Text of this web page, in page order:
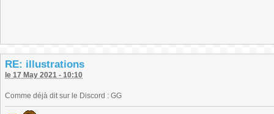
RE: illustrations
le 17 May 2021 - 10:10
Comme déjà dit sur le Discord : GG